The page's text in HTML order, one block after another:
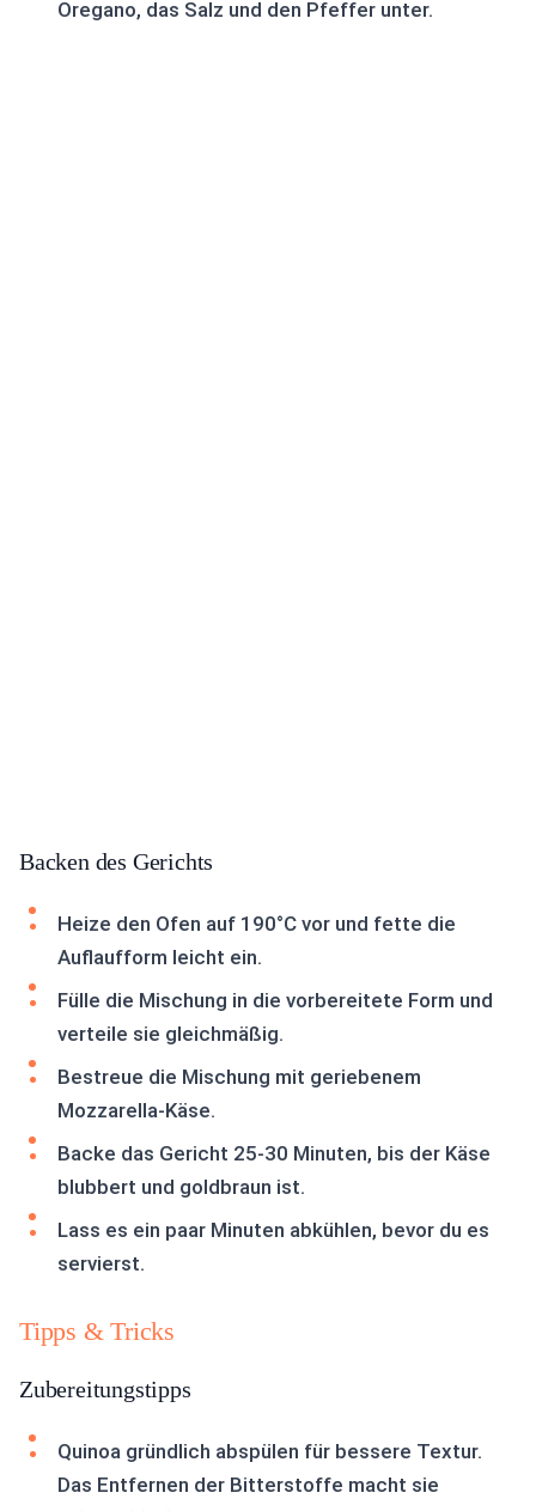
Oregano, das Salz und den Pfeffer unter.
Backen des Gerichts
Heize den Ofen auf 190°C vor und fette die
Auflaufform leicht ein.
Fülle die Mischung in die vorbereitete Form und
verteile sie gleichmäßig.
Bestreue die Mischung mit geriebenem
Mozzarella-Käse.
Backe das Gericht 25-30 Minuten, bis der Käse
blubbert und goldbraun ist.
Lass es ein paar Minuten abkühlen, bevor du es
servierst.
Tipps & Tricks
Zubereitungstipps
Quinoa gründlich abspülen für bessere Textur.
Das Entfernen der Bitterstoffe macht sie